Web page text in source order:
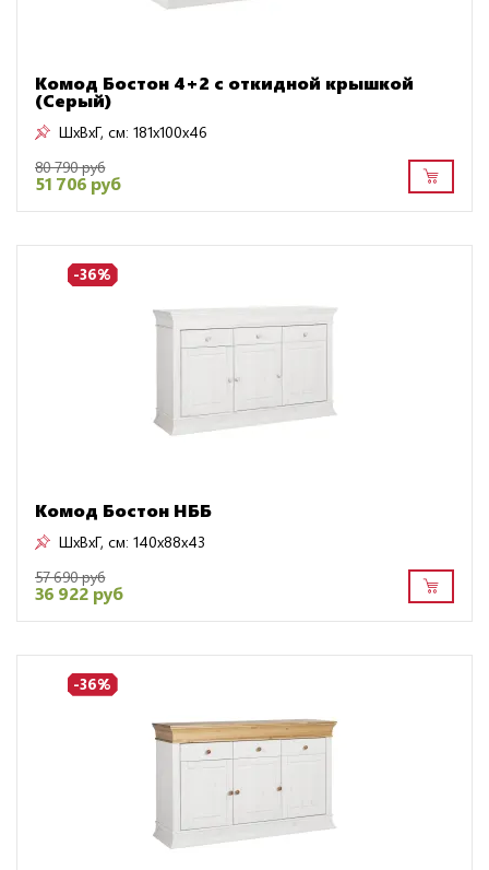
Комод Бостон 4+2 с откидной крышкой
(Серый)
ШxВxГ, см: 181x100x46
80 790 руб
51 706 руб
-36%
Комод Бостон НББ
ШxВxГ, см: 140x88x43
57 690 руб
36 922 руб
-36%